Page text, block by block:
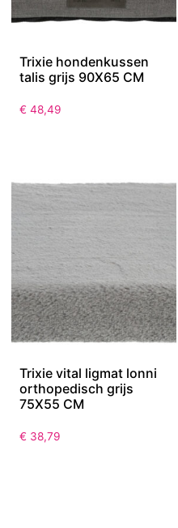
Trixie hondenkussen
talis grijs 90X65 CM
€ 48,49
Trixie vital ligmat lonni
orthopedisch grijs
75X55 CM
€ 38,79